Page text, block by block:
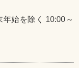
始を除く 10:00～